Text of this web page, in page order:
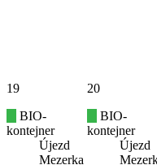
19
BIO-
kontejner
Újezd
Mezerka
20
BIO-
kontejner
Újezd